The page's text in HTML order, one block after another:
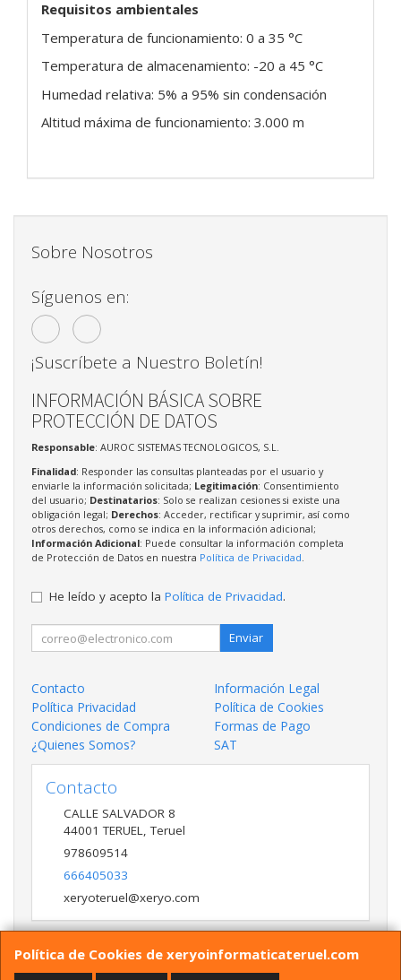
Requisitos ambientales
Temperatura de funcionamiento: 0 a 35 °C
Temperatura de almacenamiento: -20 a 45 °C
Humedad relativa: 5% a 95% sin condensación
Altitud máxima de funcionamiento: 3.000 m
Política de Cookies de xeryoinformaticateruel.com
Sobre Nosotros
Síguenos en:
¡Suscríbete a Nuestro Boletín!
INFORMACIÓN BÁSICA SOBRE
PROTECCIÓN DE DATOS
Responsable: AUROC SISTEMAS TECNOLOGICOS, S.L.
Finalidad: Responder las consultas planteadas por el usuario y
enviarle la información solicitada; Legitimación: Consentimiento
del usuario; Destinatarios: Solo se realizan cesiones si existe una
obligación legal; Derechos: Acceder, rectificar y suprimir, así como
otros derechos, como se indica en la información adicional;
Información Adicional: Puede consultar la información completa
de Protección de Datos en nuestra Política de Privacidad
He leído y acepto la Política de Privacidad.
Enviar
Contacto
Información Legal
Política Privacidad
Política de Cookies
Condiciones de Compra
Formas de Pago
¿Quienes Somos?
SAT
Contacto
CALLE SALVADOR 8
44001 TERUEL,Teruel
978609514
666405033
xeryoteruel@xeryo.com
Horario